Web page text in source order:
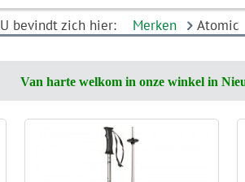
U bevindt zich hier: Merken Atomic
Van harte welkom in onze winkel in